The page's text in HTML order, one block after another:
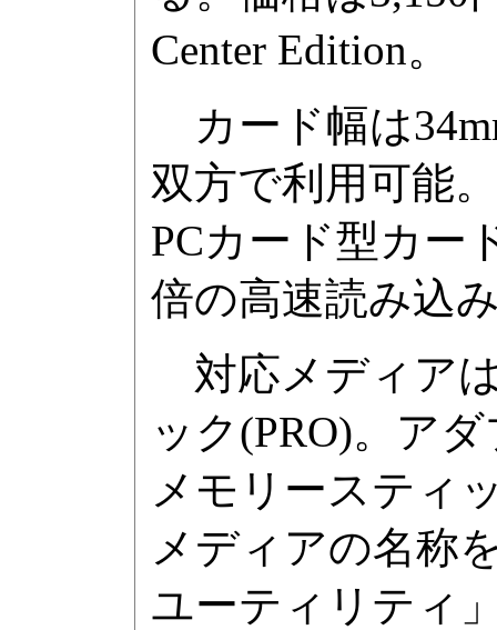
Center Edition。
カード幅は
双方で利用可能
PCカード型カー
倍の高速読み込
対応メディア
ック(PRO)。ア
メモリースティ
メディアの名称
ユーティリティ